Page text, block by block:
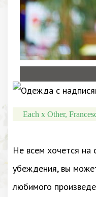
Each x Other,
Не всем хочется на
убеждения, вы
любимого